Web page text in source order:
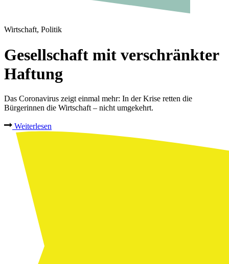
Wirtschaft, Politik
Gesellschaft mit verschränkter
Haftung
Das Coronavirus zeigt einmal mehr: In der Krise retten die
Bürgerinnen die Wirtschaft – nicht umgekehrt.
Weiterlesen